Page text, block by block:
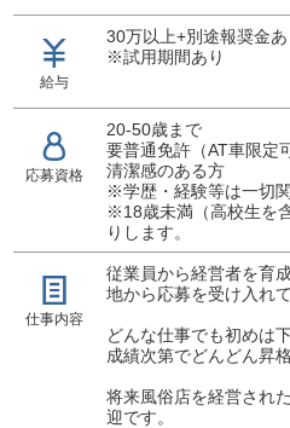
給与
30万以上+別途報奨金あ
※試用期間あり
応募資格
20-50歳まで
要普通免許（AT車限定
清潔感のある方
※学歴・経験等は一切
※18歳未満（高校生を
りします。
仕事内容
従業員から経営者を育
地から応募を受け入れ
どんな仕事でも初めは
成績次第でどんどん昇
将来風俗店を経営され
迎です。